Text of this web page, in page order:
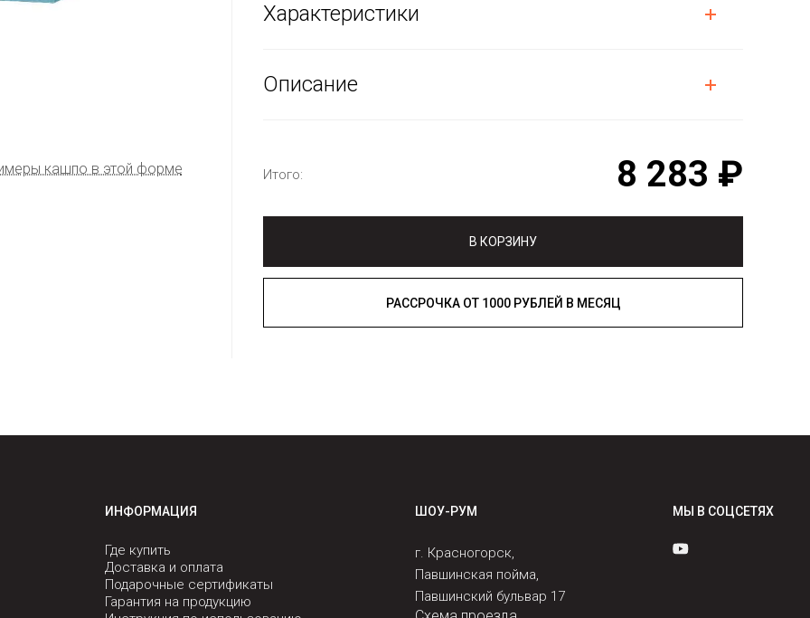
кашпо в этой форме
Характеристики
Описание
Итого: 8 283 ₽
В КОРЗИНУ
РАССРОЧКА ОТ 1000 РУБЛЕЙ В МЕСЯЦ
ИНФОРМАЦИЯ
Где купить
Доставка и оплата
Подарочные сертификаты
Гарантия на продукцию
ШОУ-РУМ
г. Красногорск,
Павшинская пойма,
Павшинский бульвар 17
МЫ В СОЦСЕТЯХ